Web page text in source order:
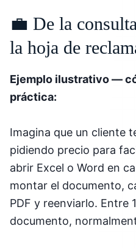
💼 De la
la hoja de
Ejemplo ilustrativo —
práctica:
Imagina que un cliente
pidiendo precio para
abrir Excel o Word en
montar el documento,
PDF y reenviarlo. Entre
documento,